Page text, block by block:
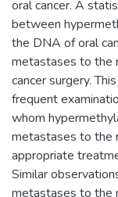
oral cancer. A
between
the DNA of oral
metastases to the
cancer surgery.
frequent
whom
metastases to the
appropriate
Similar
metastases to the